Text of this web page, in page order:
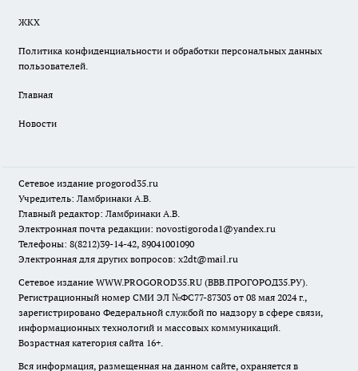
ЖКХ
Политика конфиденциальности и обработки персональных данных
пользователей.
Главная
Новости
Сетевое издание progorod35.ru
Учредитель: Ламбринаки А.В.
Главный редактор: Ламбринаки А.В.
Электронная почта редакции: novostigoroda1@yandex.ru
Телефоны: 8(8212)39-14-42, 89041001090
Электронная для других вопросов: x2dt@mail.ru
Сетевое издание WWW.PROGOROD35.RU (ВВВ.ПРОГОРОД35.РУ).
Регистрационный номер СМИ ЭЛ №ФС77-87303 от 08 мая 2024 г.,
зарегистрировано Федеральной службой по надзору в сфере связи,
информационных технологий и массовых коммуникаций.
Возрастная категория сайта 16+.
Вся информация, размещенная на данном сайте, охраняется в